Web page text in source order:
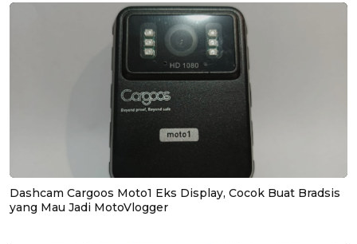
Dashcam Cargoos Moto1 Eks Display, Cocok Buat Bradsis
yang Mau Jadi MotoVlogger